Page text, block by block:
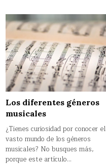
Los diferentes géneros
musicales
¿Tienes curiosidad por conocer el
vasto mundo de los géneros
musicales? No busques más,
porque este artículo…